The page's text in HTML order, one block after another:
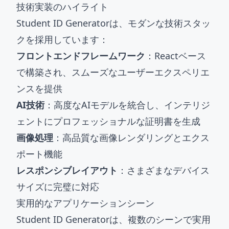
技術実装のハイライト
Student ID Generatorは、モダンな技術スタッ
クを採用しています：
フロントエンドフレームワーク ：Reactベース
で構築され、スムーズなユーザーエクスペリエ
ンスを提供
AI技術：高度なAIモデルを統合し、インテリジ
ェントにプロフェッショナルな証明書を生成
画像処理 ：高品質な画像レンダリングとエクス
ポート機能
レスポンシブレイアウト ：さまざまなデバイス
サイズに完璧に対応
実用的なアプリケーションシーン
Student ID Generatorは、複数のシーンで実用